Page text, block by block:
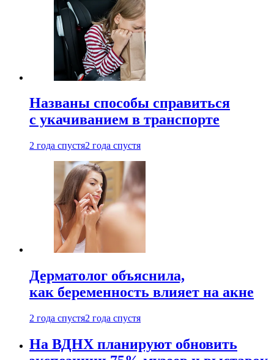
Названы способы справиться
с укачиванием в транспорте
2 года спустя2 года спустя
Дерматолог объяснила,
как беременность влияет на акне
2 года спустя2 года спустя
На ВДНХ планируют обновить